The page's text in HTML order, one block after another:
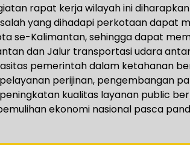
rapat kerja wilayah ini
yang dihadapi perkotaan dapat
se-Kalimantan, sehingga dapat
dan Jalur transportasi udara
pemerintah dalam ketahanan
perijinan, pengembangan
kualitas layanan public
ekonomi nasional pasca